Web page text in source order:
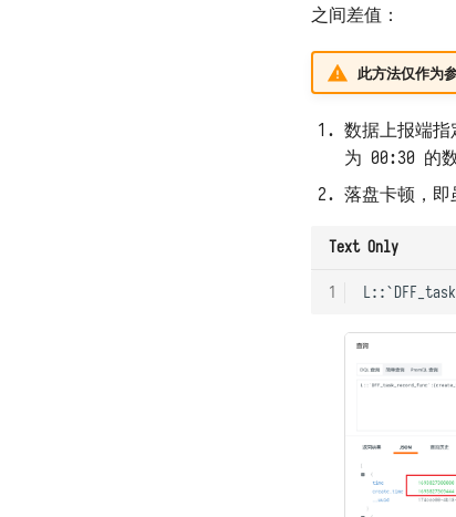
之间差值：
此方法仅作为
数据上报端指
为 00:30 的数
落盘卡顿，
Text Only
1